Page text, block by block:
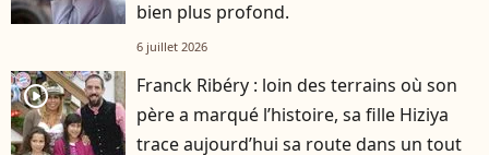
bien plus profond.
6 juillet 2026
player2
Franck Ribéry : loin des terrains où son
père a marqué l’histoire, sa fille Hiziya
trace aujourd’hui sa route dans un tout